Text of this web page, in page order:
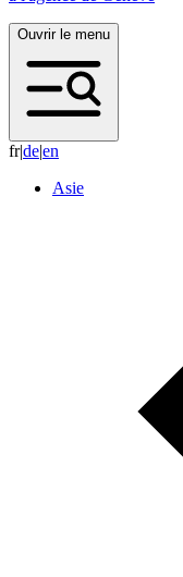
Ouvrir le menu
fr|de|en
Asie